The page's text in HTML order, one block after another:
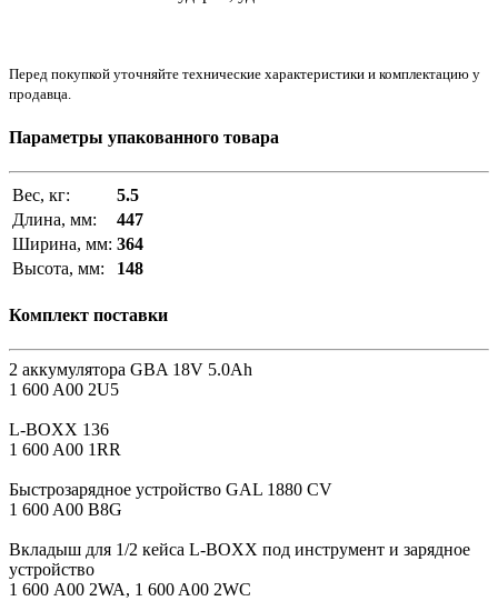
Перед покупкой уточняйте технические характеристики и комплектацию у
продавца.
Параметры упакованного товара
Вес, кг:
5.5
Длина, мм:
447
Ширина, мм: 364
Высота, мм:
148
Комплект поставки
2 аккумулятора GBA 18V 5.0Ah
1 600 A00 2U5
L-BOXX 136
1 600 A00 1RR
Быстрозарядное устройство GAL 1880 CV
1 600 A00 B8G
Вкладыш для 1/2 кейса L-BOXX под инструмент и зарядное
устройство
1 600 A00 2WA, 1 600 A00 2WC